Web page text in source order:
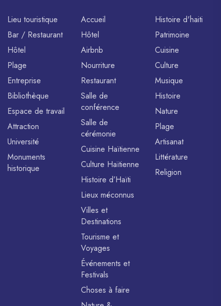
Lieu touristique
Bar / Restaurant
Hôtel
Plage
Entreprise
Bibliothèque
Espace de travail
Attraction
Université
Monuments
historique
Accueil
Hôtel
Airbnb
Nourriture
Restaurant
Salle de
conférence
Salle de
cérémonie
Cuisine Haïtienne
Culture Haïtienne
Histoire d’Haïti
Lieux méconnus
Villes et
Destinations
Tourisme et
Voyages
Événements et
Festivals
Choses à faire
Histoire d'haiti
Patrimoine
Cuisine
Culture
Musique
Histoire
Nature
Plage
Artisanat
Littérature
Religion